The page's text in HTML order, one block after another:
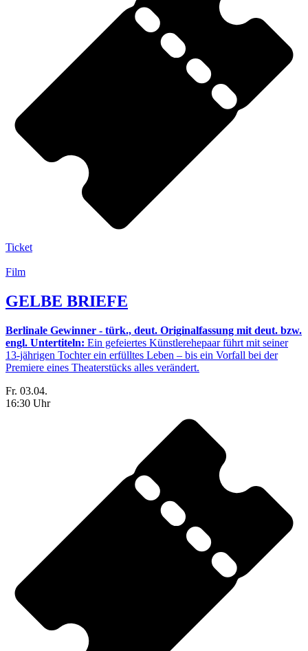
Ticket
Film
GELBE BRIEFE
Berlinale Gewinner - türk., deut. Originalfassung mit deut. bzw.
engl. Untertiteln: Ein gefeiertes Künstlerehepaar führt mit seiner
13-jährigen Tochter ein erfülltes Leben – bis ein Vorfall bei der
Premiere eines Theaterstücks alles verändert.
Fr. 03.04.
16:30 Uhr